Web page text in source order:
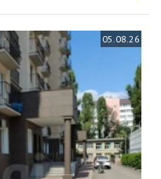
05.08.26